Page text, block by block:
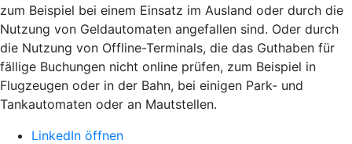
zum Beispiel bei einem Einsatz im Ausland oder durch die
Nutzung von Geldautomaten angefallen sind. Oder durch
die Nutzung von Offline-Terminals, die das Guthaben für
fällige Buchungen nicht online prüfen, zum Beispiel in
Flugzeugen oder in der Bahn, bei einigen Park- und
Tankautomaten oder an Mautstellen.
LinkedIn öffnen